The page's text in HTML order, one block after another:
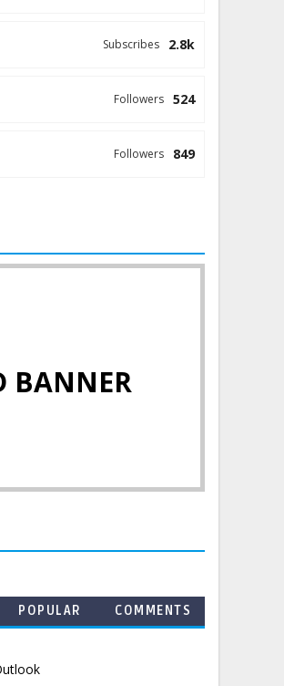
2.8k
Subscribes
524
Followers
849
Followers
BANNER
POPULAR COMMENTS